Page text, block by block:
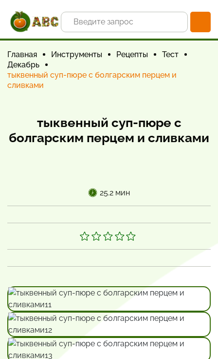
Главная Инструменты Рецепты
Тест
Декабрь
тыквенный суп-пюре с болгарским перцем и
сливками
тыквенный суп-пюре с
болгарским перцем и сливками
25.2 мин